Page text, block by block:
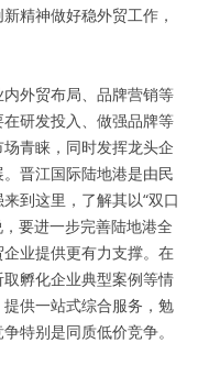
精神做好稳外贸工作，
外贸布局、品牌营销等
研发投入、做强品牌等
青睐，同时发挥龙头企
晋江国际陆地港是由民
到这里，了解其以“双口
要进一步完善陆地港全
业提供更有力支撑。在
孵化企业典型案例等情
供一站式综合服务，勉
特别是同质低价竞争。